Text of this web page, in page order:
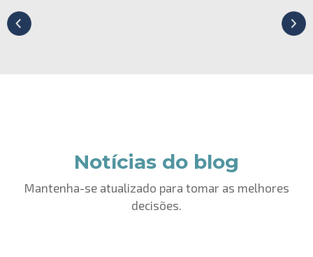
Notícias do blog
Mantenha-se atualizado para tomar as melhores
decisões.